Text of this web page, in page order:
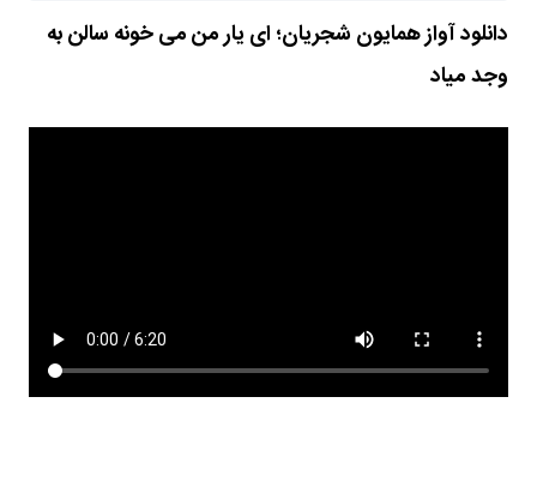
دانلود آواز همایون شجریان؛ ای یار من می خونه سالن به
وجد میاد